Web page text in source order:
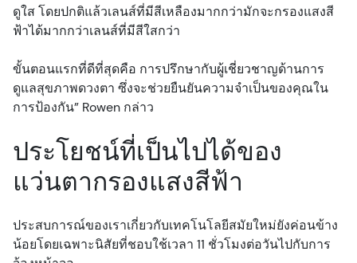
ดูใส โดยปกติแล้วเลนส์ที่มีสีเหลืองมากกว่ามักจะกรองแสงสี
ฟ้าได้มากกว่าเลนส์ที่มีสีใสกว่า
ขั้นตอนแรกที่ดีที่สุดคือ การปรึกษากับผู้เชี่ยวชาญด้านการ
ดูแลสุขภาพดวงตา ซึ่งจะช่วยยืนยันความจำเป็นของคุณใน
การป้องกัน” Rowen กล่าว
ประโยชน์ที่เป็นไปได้ของ
แว่นตากรองแสงสีฟ้า
ประสบการณ์ของเราเกี่ยวกับเทคโนโลยีสมัยใหม่ยังค่อนข้าง
น้อยโดยเฉพาะนิสัยที่ชอบใช้เวลา 11 ชั่วโมงต่อวันไปกับการ